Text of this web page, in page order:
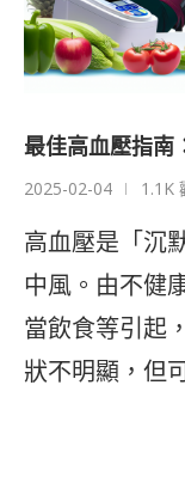
最佳高血壓指南
2025-02-04 1.1K
高血壓是「沉
中風。由不健
當飲食等引起
狀不明顯，但